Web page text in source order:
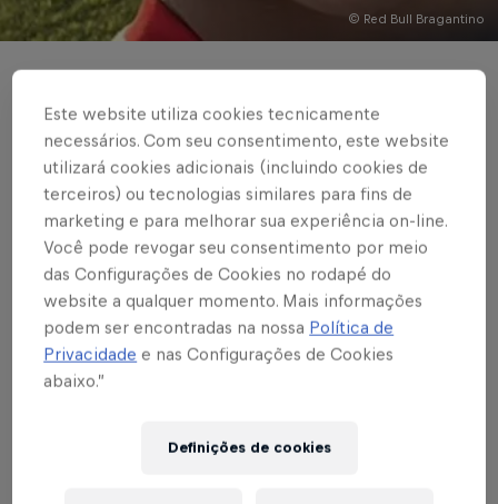
© Red Bull Bragantino
Braga goleia o Rio
Claro pela 1ª rodada
do Paulistão Sub-20
Massa Bruta estreou com grande vitória
fora de casa
Escrito por Bruno Sousa
Este website utiliza cookies tecnicamente
necessários. Com seu consentimento, este website
utilizará cookies adicionais (incluindo cookies de
terceiros) ou tecnologias similares para fins de
marketing e para melhorar sua experiência on-line.
Você pode revogar seu consentimento por meio
das Configurações de Cookies no rodapé do
website a qualquer momento. Mais informações
podem ser encontradas na nossa Política de
Privacidade e nas Configurações de Cookies
abaixo.”
Definições de cookies